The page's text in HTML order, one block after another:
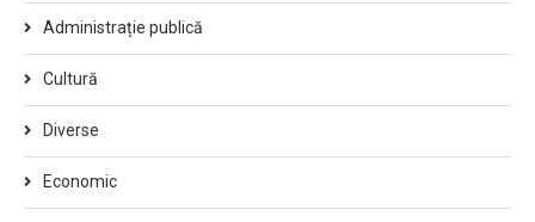
Administrație publică
Cultură
Diverse
Economic